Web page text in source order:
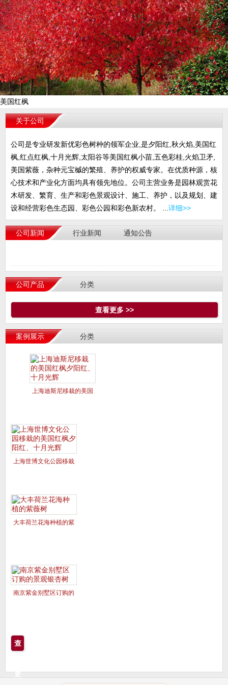
美国红枫
关于公司
公司是专业研发新优彩色树种的领军企业,是夕阳红,秋火焰,美国红
枫,红点红枫,十月光辉,太阳谷等美国红枫小苗,五色彩桂,火焰卫矛,
美国紫薇，杂种元宝槭的繁殖、养护的权威专家。在优质种源，核
心技术和产业化方面均具有领先地位。公司主营业务是园林观赏花
木研发、繁育、生产和彩色景观设计、施工、养护，以及规划、建
设和经营彩色生态园、彩色公园和彩色新农村。 ...详细>>
公司新闻 行业新闻 通知公告
公司产品 分类
查看更多 >>
案例展示 分类
上海迪斯尼移栽的美国
上海世博文化公园移栽
大丰荷兰花海种植的紫
南京紫金别墅区订购的
查
更